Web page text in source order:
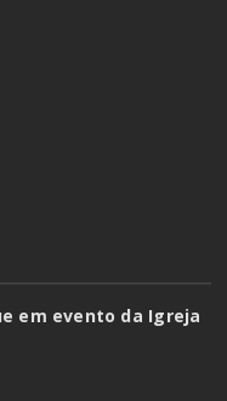
em evento da Igreja